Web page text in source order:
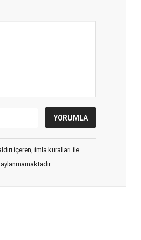
içeren, imla kuralları ile